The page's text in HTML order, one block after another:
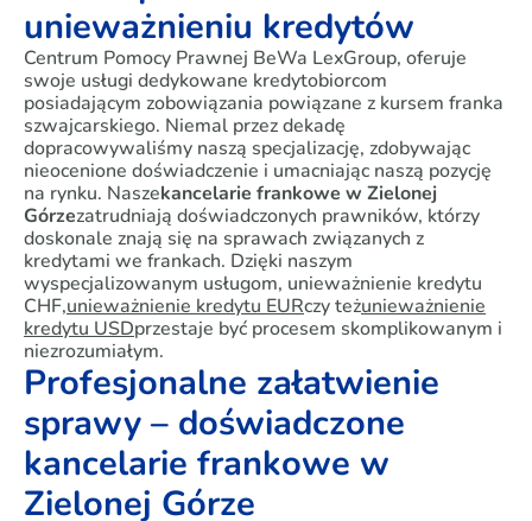
unieważnieniu kredytów
Centrum Pomocy Prawnej BeWa LexGroup, oferuje
swoje usługi dedykowane kredytobiorcom
posiadającym zobowiązania powiązane z kursem franka
szwajcarskiego. Niemal przez dekadę
dopracowywaliśmy naszą specjalizację, zdobywając
nieocenione doświadczenie i umacniając naszą pozycję
na rynku. Naszekancelarie frankowe w Zielonej
Górzezatrudniają doświadczonych prawników, którzy
doskonale znają się na sprawach związanych z
kredytami we frankach. Dzięki naszym
wyspecjalizowanym usługom, unieważnienie kredytu
CHF,unieważnienie kredytu EURczy teżunieważnienie
kredytu USDprzestaje być procesem skomplikowanym i
niezrozumiałym.
Profesjonalne załatwienie
sprawy – doświadczone
kancelarie frankowe w
Zielonej Górze